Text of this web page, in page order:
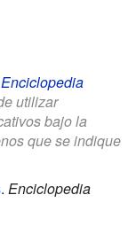
Enciclopedia
utilizar
bajo la
que se indique
. Enciclopedia